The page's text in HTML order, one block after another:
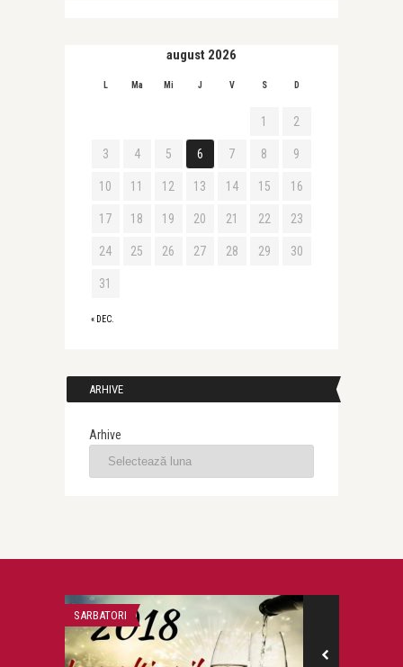
august 2026
L Ma Mi J V S D
« DEC.
1 2
3 4 5 6 7 8 9
10 11 12 13 14 15 16
17 18 19 20 21 22 23
24 25 26 27 28 29 30
31
ARHIVE
Arhive
SARBATORI